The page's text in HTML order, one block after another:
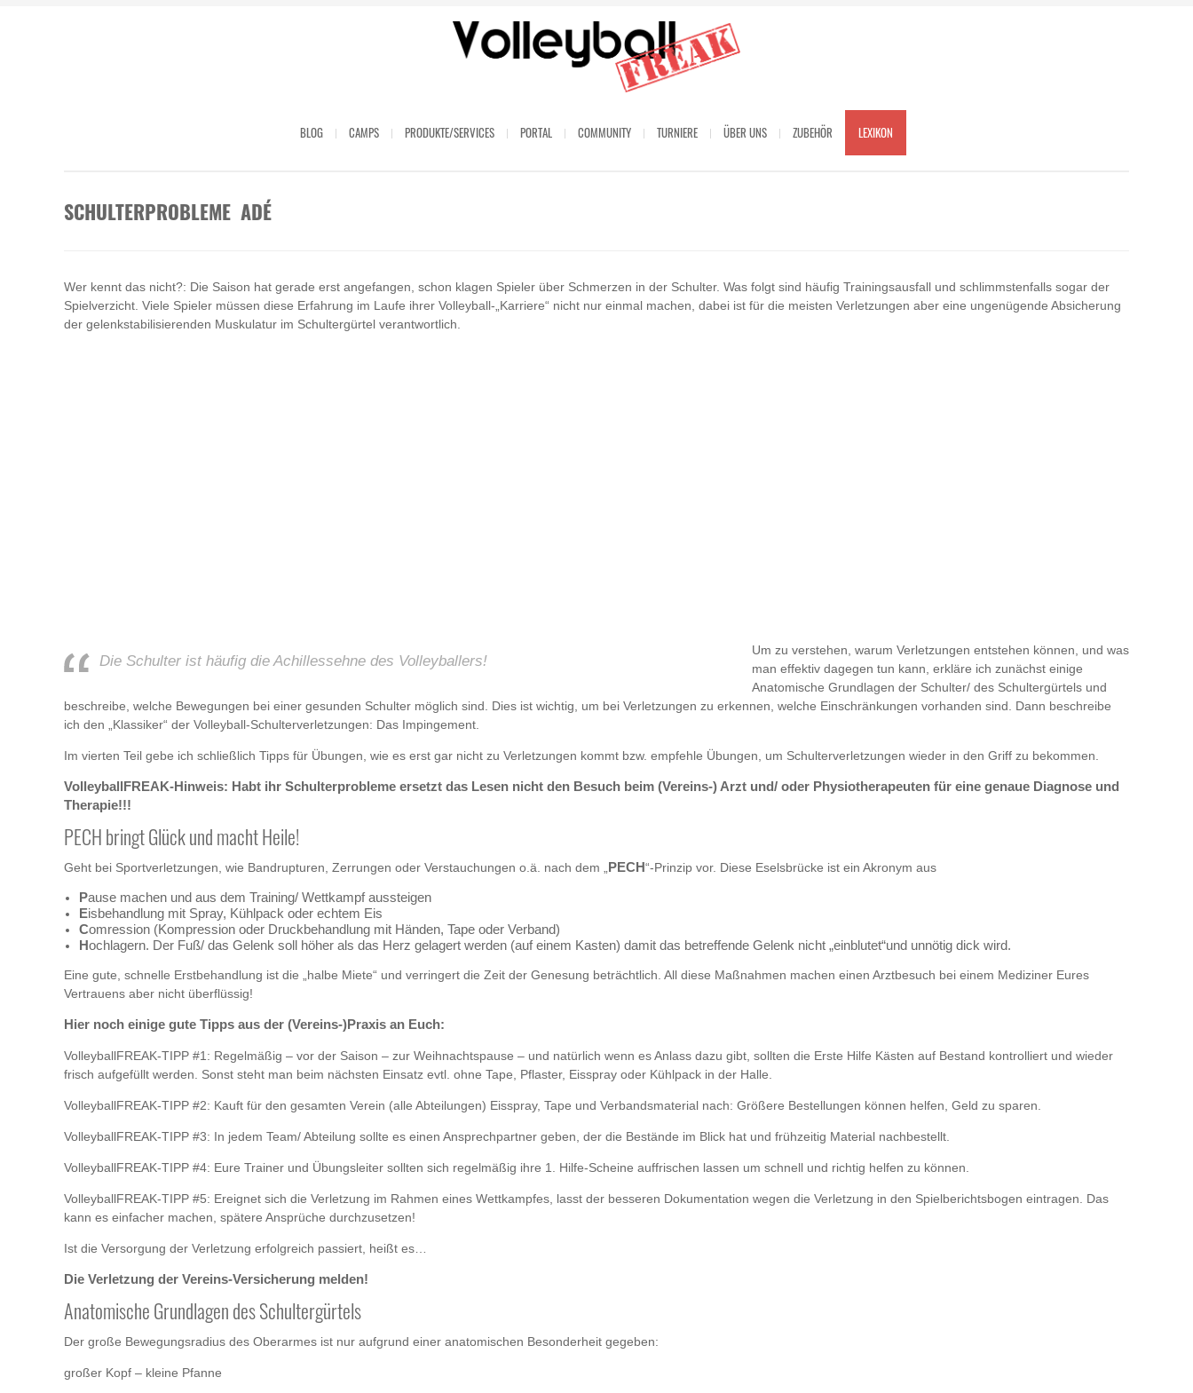
BLOG CAMPS PRODUKTE/SERVICES PORTAL COMMUNITY TURNIERE ÜBER UNS ZUBEHÖR LEXIKON
SCHULTERPROBLEME ADÉ
Wer kennt das nicht?: Die Saison hat gerade erst angefangen, schon klagen Spieler über Schmerzen in der Schulter. Was folgt sind häufig Trainingsausfall und schlimmstenfalls sogar der
Spielverzicht. Viele Spieler müssen diese Erfahrung im Laufe ihrer Volleyball-„Karriere“ nicht nur einmal machen, dabei ist für die meisten Verletzungen aber eine ungenügende Absicherung
der gelenkstabilisierenden Muskulatur im Schultergürtel verantwortlich.
Die Schulter ist häufig die Achillessehne des Volleyballers!
Um zu verstehen, warum Verletzungen entstehen können, und was
man effektiv dagegen tun kann, erkläre ich zunächst einige
Anatomische Grundlagen der Schulter/ des Schultergürtels und
beschreibe, welche Bewegungen bei einer gesunden Schulter möglich sind. Dies ist wichtig, um bei Verletzungen zu erkennen, welche Einschränkungen vorhanden sind. Dann beschreibe
ich den „Klassiker“ der Volleyball-Schulterverletzungen: Das Impingement.
Im vierten Teil gebe ich schließlich Tipps für Übungen, wie es erst gar nicht zu Verletzungen kommt bzw. empfehle Übungen, um Schulterverletzungen wieder in den Griff zu bekommen.
VolleyballFREAK-Hinweis: Habt ihr Schulterprobleme ersetzt das Lesen nicht den Besuch beim (Vereins-) Arzt und/ oder Physiotherapeuten für eine genaue Diagnose und
Therapie!!!
PECH bringt Glück und macht Heile!
Geht bei Sportverletzungen, wie Bandrupturen, Zerrungen oder Verstauchungen o.ä. nach dem „ PECH“-Prinzip vor. Diese Eselsbrücke ist ein Akronym aus
Pause machen und aus dem Training/ Wettkampf aussteigen
Eisbehandlung mit Spray, Kühlpack oder echtem Eis
Comression (Kompression oder Druckbehandlung mit Händen, Tape oder Verband)
Hochlagern. Der Fuß/ das Gelenk soll höher als das Herz gelagert werden (auf einem Kasten) damit das betreffende Gelenk nicht „einblutet“und unnötig dick wird.
Eine gute, schnelle Erstbehandlung ist die „halbe Miete“ und verringert die Zeit der Genesung beträchtlich. All diese Maßnahmen machen einen Arztbesuch bei einem Mediziner Eures
Vertrauens aber nicht überflüssig!
Hier noch einige gute Tipps aus der (Vereins-)Praxis an Euch:
VolleyballFREAK-TIPP #1: Regelmäßig – vor der Saison – zur Weihnachtspause – und natürlich wenn es Anlass dazu gibt, sollten die Erste Hilfe Kästen auf Bestand kontrolliert und wieder
frisch aufgefüllt werden. Sonst steht man beim nächsten Einsatz evtl. ohne Tape, Pflaster, Eisspray oder Kühlpack in der Halle.
VolleyballFREAK-TIPP #2: Kauft für den gesamten Verein (alle Abteilungen) Eisspray, Tape und Verbandsmaterial nach: Größere Bestellungen können helfen, Geld zu sparen.
VolleyballFREAK-TIPP #3: In jedem Team/ Abteilung sollte es einen Ansprechpartner geben, der die Bestände im Blick hat und frühzeitig Material nachbestellt.
VolleyballFREAK-TIPP #4: Eure Trainer und Übungsleiter sollten sich regelmäßig ihre 1. Hilfe-Scheine auffrischen lassen um schnell und richtig helfen zu können.
VolleyballFREAK-TIPP #5: Ereignet sich die Verletzung im Rahmen eines Wettkampfes, lasst der besseren Dokumentation wegen die Verletzung in den Spielberichtsbogen eintragen. Das
kann es einfacher machen, spätere Ansprüche durchzusetzen!
Ist die Versorgung der Verletzung erfolgreich passiert, heißt es…
Die Verletzung der Vereins-Versicherung melden!
Anatomische Grundlagen des Schultergürtels
Der große Bewegungsradius des Oberarmes ist nur aufgrund einer anatomischen Besonderheit gegeben:
großer Kopf – kleine Pfanne